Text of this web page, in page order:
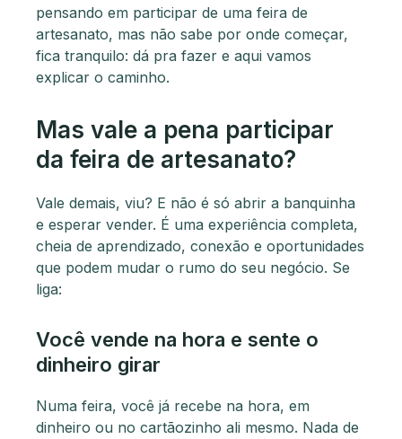
pensando em participar de uma feira de
artesanato, mas não sabe por onde começar,
fica tranquilo: dá pra fazer e aqui vamos
explicar o caminho.
Mas vale a pena participar
da feira de artesanato?
Vale demais, viu? E não é só abrir a banquinha
e esperar vender. É uma experiência completa,
cheia de aprendizado, conexão e oportunidades
que podem mudar o rumo do seu negócio. Se
liga:
Você vende na hora e sente o
dinheiro girar
Numa feira, você já recebe na hora, em
dinheiro ou no cartãozinho ali mesmo. Nada de